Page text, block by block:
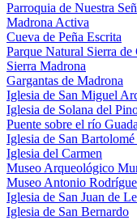
Parroquia de Nuestra
Madrona Activa
Cueva de Peña Escrita
Parque Natural Sierra
Sierra Madrona
Gargantas de Madrona
Iglesia de San Miguel
Iglesia de Solana del
Puente sobre el río
Iglesia de San
Iglesia del Carmen
Museo Arqueológico
Museo Antonio
Iglesia de San Juan de
Iglesia de San Bernardo